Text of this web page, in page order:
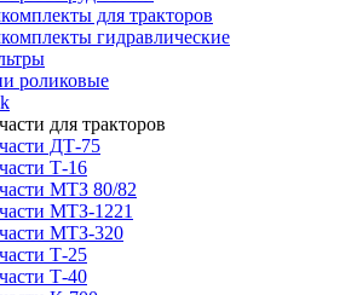
для тракторов
гидравлические
роликовые
для тракторов
ДТ-75
Т-16
МТЗ 80/82
МТЗ-1221
МТЗ-320
Т-25
Т-40